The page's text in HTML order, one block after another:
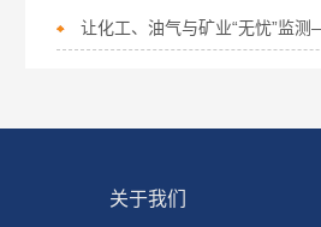
关于我们